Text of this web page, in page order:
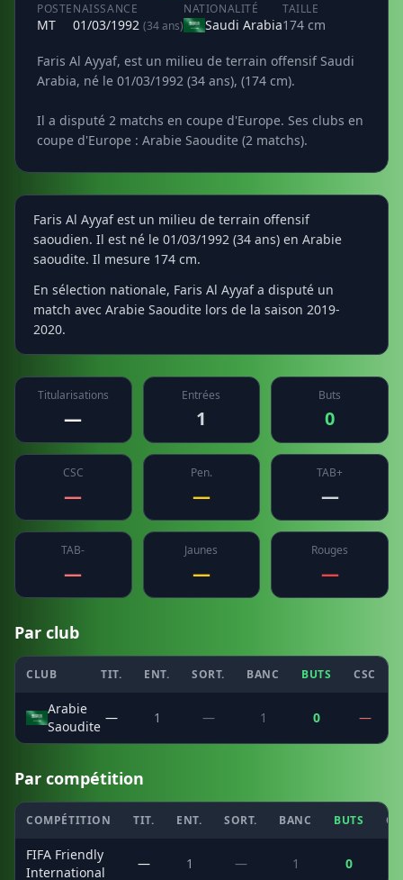
POSTE
MT
NAISSANCE
01/03/1992 (34 ans)
NATIONALITÉ
Saudi Arabia
TAILLE
174 cm
Faris Al Ayyaf, est un milieu de terrain offensif Saudi
Arabia, né le 01/03/1992 (34 ans), (174 cm).
Il a disputé 2 matchs en coupe d'Europe. Ses clubs en
coupe d'Europe : Arabie Saoudite (2 matchs).
Faris Al Ayyaf est un milieu de terrain offensif
saoudien. Il est né le 01/03/1992 (34 ans) en Arabie
saoudite. Il mesure 174 cm.
En sélection nationale, Faris Al Ayyaf a disputé un
match avec Arabie Saoudite lors de la saison 2019-
2020.
Titularisations
—
Entrées
1
Buts
0
CSC
—
Pen.
—
TAB+
—
TAB-
—
Jaunes
—
Rouges
—
Par club
CLUB TIT. ENT. SORT. BANC BUTS CSC
Arabie
Saoudite
— 1 — 1 0 —
Par compétition
COMPÉTITION TIT. ENT. SORT. BANC BUTS
FIFA Friendly
International
— 1 — 1 0